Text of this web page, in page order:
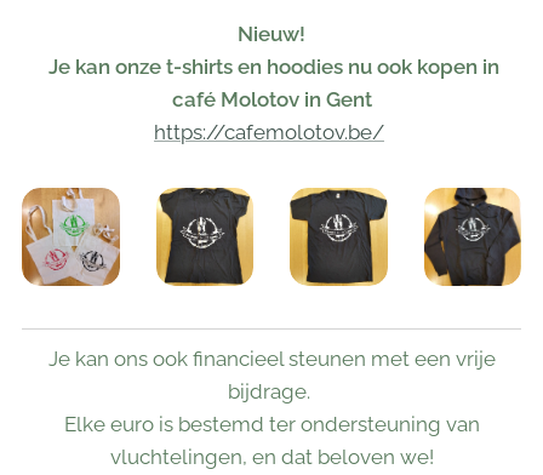
Nieuw!
Je kan onze t-shirts en hoodies nu ook kopen in
café Molotov in Gent
https://cafemolotov.be/
Je kan ons ook financieel steunen met een vrije
bijdrage.
Elke euro is bestemd ter ondersteuning van
vluchtelingen, en dat beloven we!